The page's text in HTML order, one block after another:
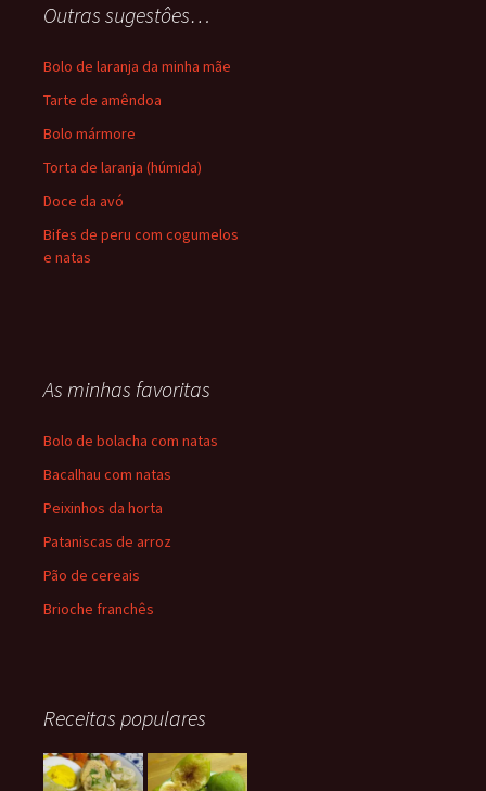
Outras sugestôes…
Bolo de laranja da minha mãe
Tarte de amêndoa
Bolo mármore
Torta de laranja (húmida)
Doce da avó
Bifes de peru com cogumelos
e natas
As minhas favoritas
Bolo de bolacha com natas
Bacalhau com natas
Peixinhos da horta
Pataniscas de arroz
Pão de cereais
Brioche franchês
Receitas populares